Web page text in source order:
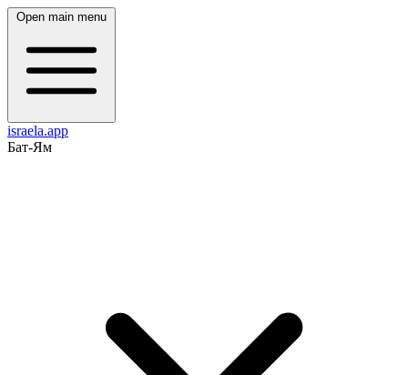
Open main menu
israela.app
Бат-Ям